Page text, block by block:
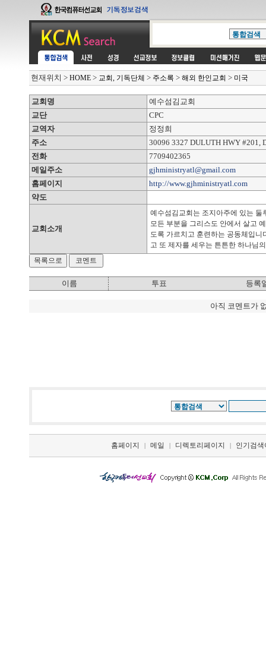
현재위치 > HOME > 교회, 기독단체 > 주소록 > 해외 한인교회 > 미국
교회명
예수섬김교회
교단
CPC
교역자
정정희
주소
30096 3327 DULUTH HWY #201,
전화
7709402365
메일주소
gjhministryatl@gmail.com
홈페이지
http://www.gjhministryatl.com
약도
교회소개
예수섬김교회는 조지아주에 있는
모든 부분을 그리스도 안에서 살고
도록 가르치고 훈련하는 공동체입
고 또 제자를 세우는 튼튼한 하나님
이름 투표 등록
아직 코멘트가
홈페이지 | 메일 | 디렉토리페이지 | 인기검색